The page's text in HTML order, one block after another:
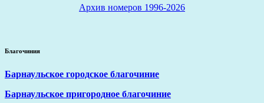
Архив номеров 1996-2026
Благочиния
Барнаульское городское благочиние
Барнаульское пригородное благочиние